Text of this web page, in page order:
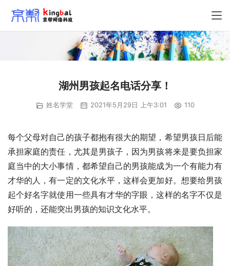
湖州男孩起名电话分享！
姓名学堂 2021年5月29日 上午3:01 110
每个父母对自己的孩子都抱有很大的期望，希望男孩日后能
承担家庭的责任，尤其是男孩子，因为男孩将来是要负担家
庭当中的大小事情，都希望自己的男孩能成为一个有能力有
才华的人，有一定的文化水平，这样会更加好。想要给男孩
起个好名字就使用一些具有才华的字眼，这样的名字不仅是
好听的，还能突出男孩的知识文化水平。